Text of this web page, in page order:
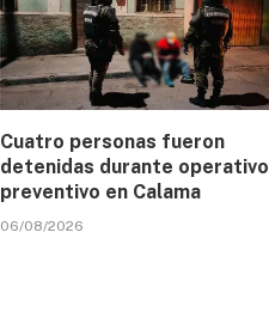
Cuatro personas fueron
detenidas durante operativo
preventivo en Calama
06/08/2026